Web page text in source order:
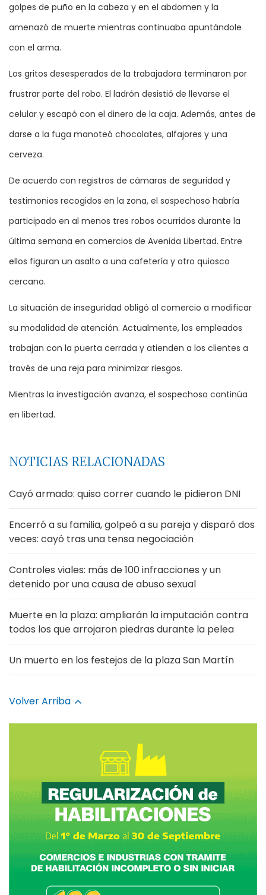
golpes de puño en la cabeza y en el abdomen y la
amenazó de muerte mientras continuaba apuntándole
con el arma.
Los gritos desesperados de la trabajadora terminaron por
frustrar parte del robo. El ladrón desistió de llevarse el
celular y escapó con el dinero de la caja. Además, antes de
darse a la fuga manoteó chocolates, alfajores y una
cerveza.
De acuerdo con registros de cámaras de seguridad y
testimonios recogidos en la zona, el sospechoso habría
participado en al menos tres robos ocurridos durante la
última semana en comercios de Avenida Libertad. Entre
ellos figuran un asalto a una cafetería y otro quiosco
cercano.
La situación de inseguridad obligó al comercio a modificar
su modalidad de atención. Actualmente, los empleados
trabajan con la puerta cerrada y atienden a los clientes a
través de una reja para minimizar riesgos.
Mientras la investigación avanza, el sospechoso continúa
en libertad.
NOTICIAS RELACIONADAS
Cayó armado: quiso correr cuando le pidieron DNI
Encerró a su familia, golpeó a su pareja y disparó dos
veces: cayó tras una tensa negociación
Controles viales: más de 100 infracciones y un
detenido por una causa de abuso sexual
Muerte en la plaza: ampliarán la imputación contra
todos los que arrojaron piedras durante la pelea
Un muerto en los festejos de la plaza San Martín
Volver Arriba